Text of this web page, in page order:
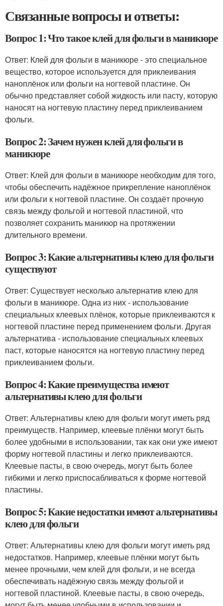
Связанные вопросы и ответы:
Вопрос 1: Что такое клей для фольги в маникюре
Ответ: Клей для фольги в маникюре - это специальное
вещество, которое используется для приклеивания
наноплёнок или фольги на ногтевой пластине. Он
обычно представляет собой жидкость или пасту, которую
наносят на ногтевую пластину перед приклеиванием
фольги.
Вопрос 2: Зачем нужен клей для фольги в
маникюре
Ответ: Клей для фольги в маникюре необходим для того,
чтобы обеспечить надёжное прикрепление наноплёнок
или фольги к ногтевой пластине. Он создаёт прочную
связь между фольгой и ногтевой пластиной, что
позволяет сохранить маникюр на протяжении
длительного времени.
Вопрос 3: Какие альтернативы клею для фольги
существуют
Ответ: Существует несколько альтернатив клею для
фольги в маникюре. Одна из них - использование
специальных клеевых плёнок, которые приклеиваются к
ногтевой пластине перед применением фольги. Другая
альтернатива - использование специальных клеевых
паст, которые наносятся на ногтевую пластину перед
приклеиванием фольги.
Вопрос 4: Какие преимущества имеют
альтернативы клею для фольги
Ответ: Альтернативы клею для фольги могут иметь ряд
преимуществ. Например, клеевые плёнки могут быть
более удобными в использовании, так как они уже имеют
форму ногтевой пластины и легко приклеиваются.
Клеевые пасты, в свою очередь, могут быть более
гибкими и легко приспосабливаться к форме ногтевой
пластины.
Вопрос 5: Какие недостатки имеют альтернативы
клею для фольги
Ответ: Альтернативы клею для фольги могут иметь ряд
недостатков. Например, клеевые плёнки могут быть
менее прочными, чем клей для фольги, и не всегда
обеспечивать надёжную связь между фольгой и
ногтевой пластиной. Клеевые пасты, в свою очередь,